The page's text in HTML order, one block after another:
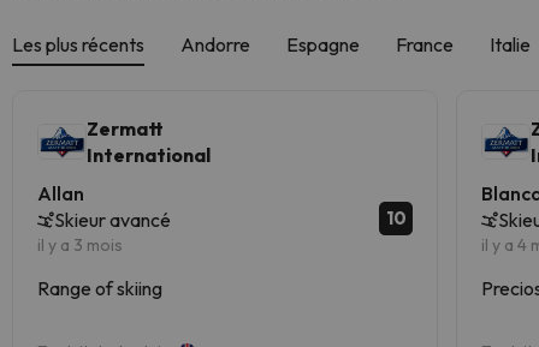
Les plus récents Andorre Espagne France Italie
Zermatt
International
Allan
Skieur avancé
il y a 3 mois
10
Range of skiing
il y a 4